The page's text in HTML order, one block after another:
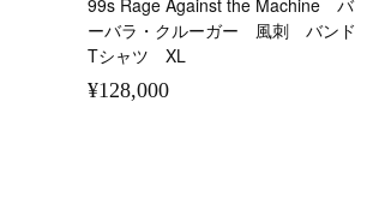
99s Rage Against the Machine バ
ーバラ・クルーガー 風刺 バンド
Tシャツ XL
¥128,000